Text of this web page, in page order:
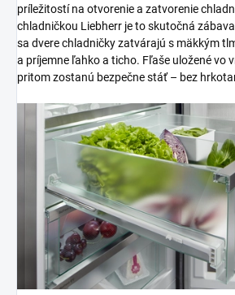
príležitostí na otvorenie a zatvorenie
chladničkou Liebherr je to skutočná
sa dvere chladničky zatvárajú s mäkkým
a príjemne ľahko a ticho. Fľaše uložené vo
pritom zostanú bezpečne stáť – bez